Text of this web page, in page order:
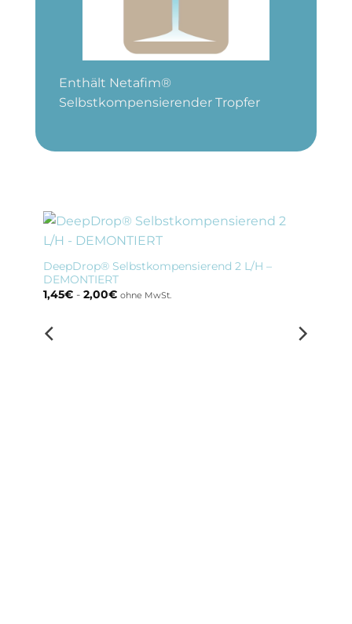
Enthält Netafim®
Selbstkompensierender Tropfer
DeepDrop® Selbstkompensierend 2 L/H –
DEMONTIERT
1,45€- 2,00€ ohne MwSt.